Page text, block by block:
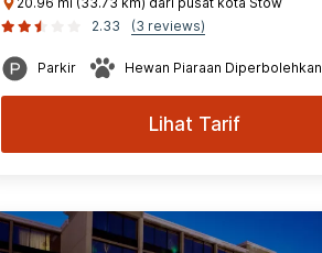
2.33
(3 reviews)
Parkir Hewan Piaraan Diperbolehkan
Lihat Tarif